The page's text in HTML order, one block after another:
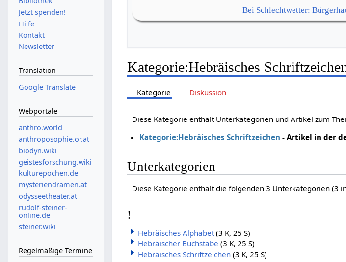
Bei Schlechtwetter:
Kategorie:Hebräisches
Kategorie Diskussion
Diese Kategorie enthält Unterkategorien und Artikel zum
Kategorie:Hebräisches Schriftzeichen - Artikel in der
Unterkategorien
Diese Kategorie enthält die folgenden 3 Unterkategorien (3
!
Hebräisches Alphabet (3 K, 25 S)
Hebräischer Buchstabe (3 K, 25 S)
Hebräisches Schriftzeichen (3 K, 25 S)
Jetzt spenden!
Hilfe
Kontakt
Newsletter
Translation
Google Translate
Webportale
anthro.world
anthroposophie.or.at
biodyn.wiki
geistesforschung.wiki
kulturepochen.de
mysteriendramen.at
odysseetheater.at
rudolf-steiner-
online.de
steiner.wiki
Regelmäßige Termine